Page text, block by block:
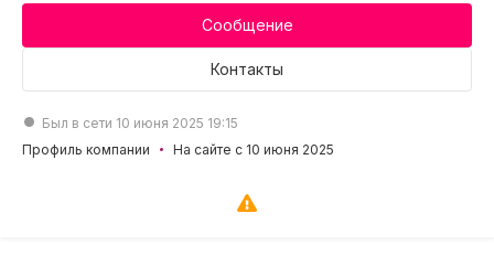
Сообщение
Контакты
Был в сети 10 июня 2025 19:15
Профиль компании
На сайте с 10 июня 2025